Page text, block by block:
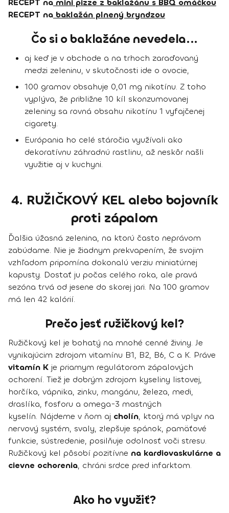
RECEPT na mini pizze z baklažánu s BBQ omáčkou
RECEPT na baklažán plnený bryndzou
Čo si o baklažáne nevedela...
aj keď je v obchode a na trhoch zaraďovaný
medzi zeleninu, v skutočnosti ide o ovocie,
100 gramov obsahuje 0,01 mg nikotínu. Z toho
vyplýva, že približne 10 kíl skonzumovanej
zeleniny sa rovná obsahu nikotínu 1 vyfajčenej
cigarety.
Európania ho celé stáročia využívali ako
dekoratívnu záhradnú rastlinu, až neskôr našli
využitie aj v kuchyni.
4. RUŽIČKOVÝ KEL alebo bojovník
proti zápalom
Ďalšia úžasná zelenina, na ktorú často neprávom
zabúdame. Nie je žiadnym prekvapením, že svojim
vzhľadom pripomína dokonalú verziu miniatúrnej
kapusty. Dostať ju počas celého roka, ale pravá
sezóna trvá od jesene do skorej jari. Na 100 gramov
má len 42 kalórií.
Prečo jesť ružičkový kel?
Ružičkový kel je bohatý na mnohé cenné živiny. Je
vynikajúcim zdrojom vitamínu B1, B2, B6, C a K. Práve
vitamín K je priamym regulátorom zápalových
ochorení. Tiež je dobrým zdrojom kyseliny listovej,
horčíka, vápnika, zinku, mangánu, železa, medi,
draslíka, fosforu a omega-3 mastných
kyselín. Nájdeme v ňom aj cholín, ktorý má vplyv na
nervový systém, svaly, zlepšuje spánok, pamäťové
funkcie, sústredenie, posilňuje odolnosť voči stresu.
Ružičkový kel pôsobí pozitívne na kardiovaskulárne a
cievne ochorenia, chráni srdce pred infarktom.
Ako ho využiť?